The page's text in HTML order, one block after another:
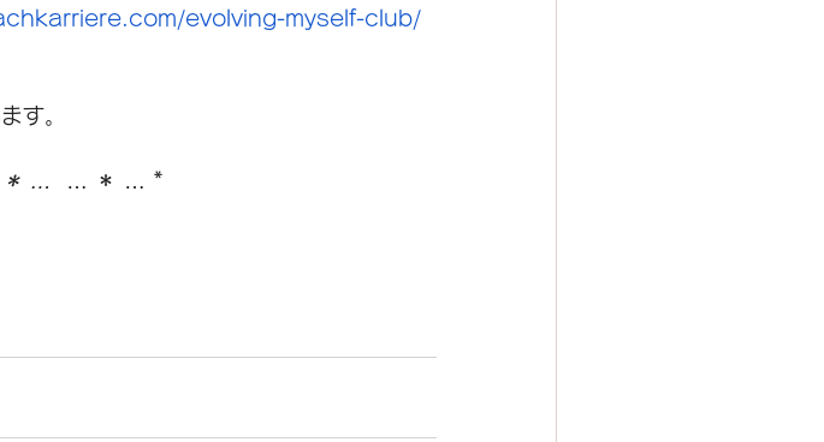
evolving-myself-club/
す。
… … ＊ … *